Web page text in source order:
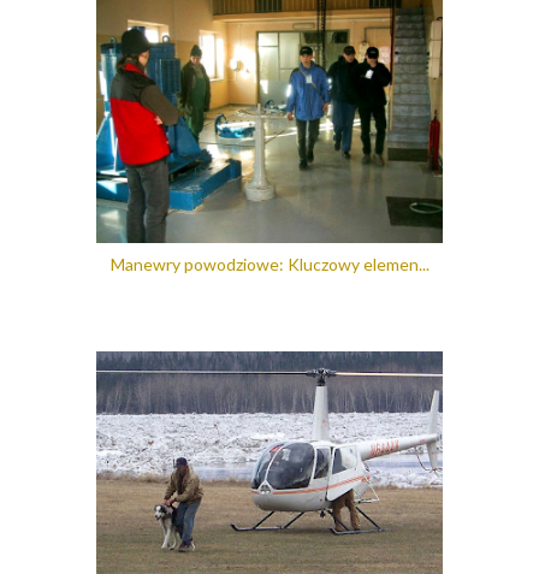
Manewry powodziowe: Kluczowy elemen...